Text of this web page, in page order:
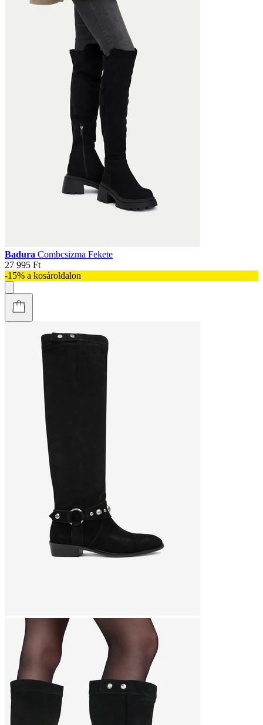
Badura Combcsizma Fekete
27 995 Ft
-15% a kosároldalon